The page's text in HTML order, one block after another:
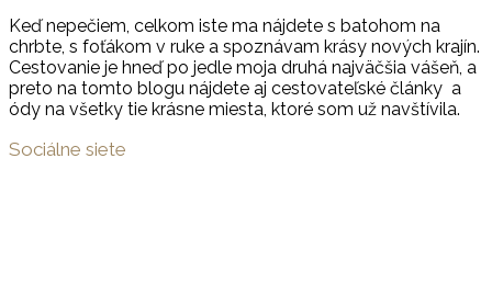
Keď nepečiem, celkom iste ma nájdete s batohom na
chrbte, s foťákom v ruke a spoznávam krásy nových krajín.
Cestovanie je hneď po jedle moja druhá najväčšia vášeň, a
preto na tomto blogu nájdete aj cestovateľské články a
ódy na všetky tie krásne miesta, ktoré som už navštívila.
Sociálne siete